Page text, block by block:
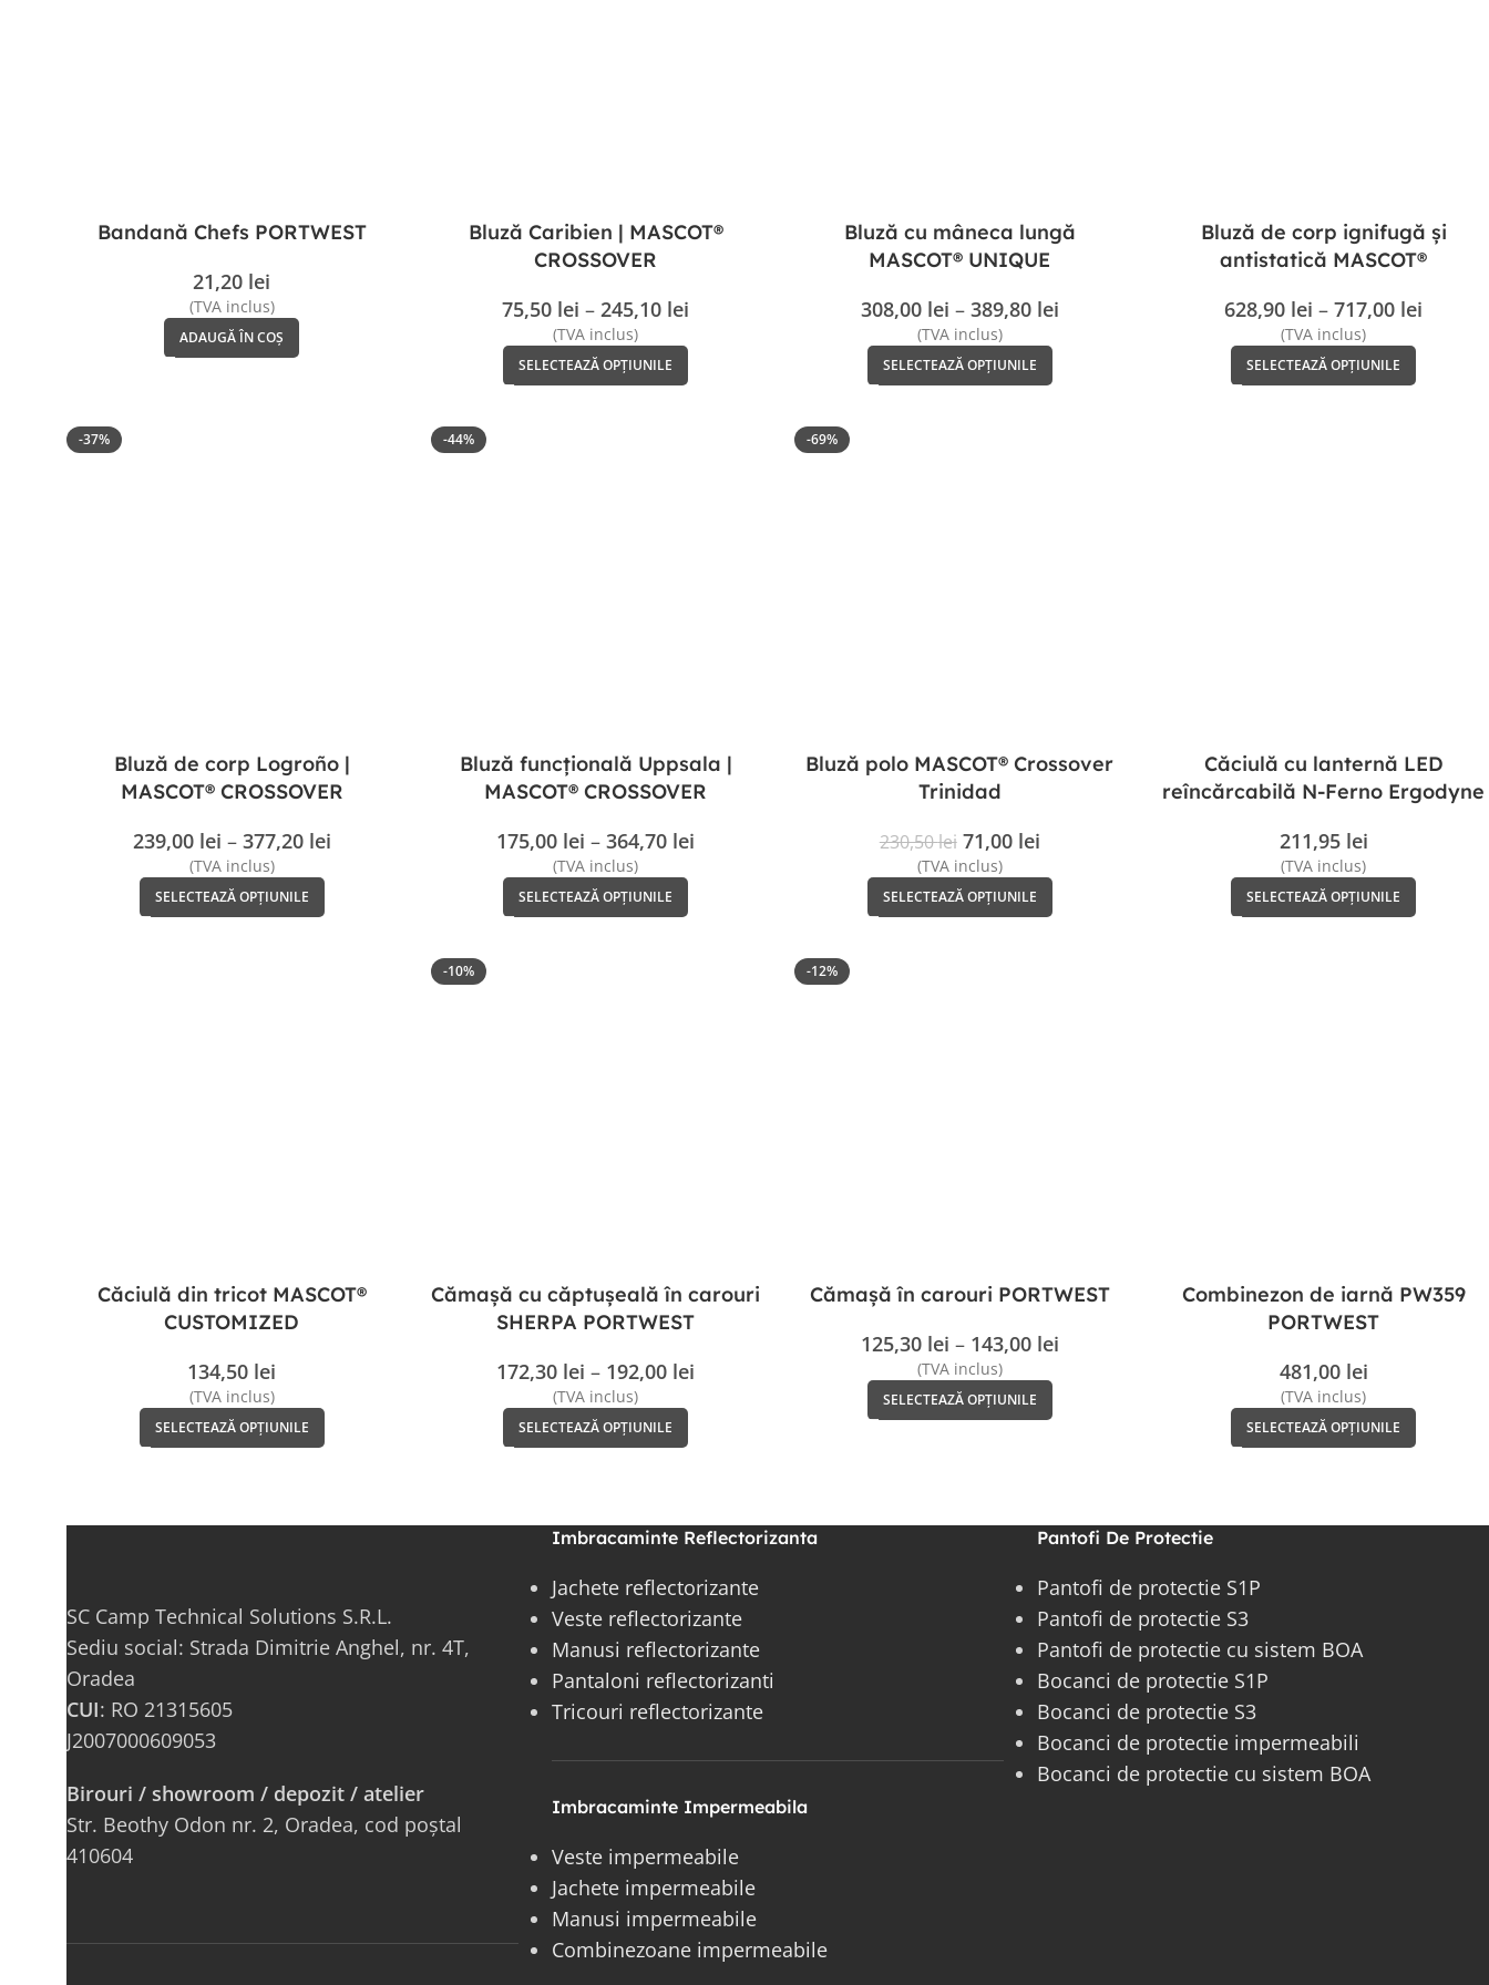
Bandană Chefs PORTWEST
21,20 lei
(TVA inclus)
ADAUGĂ ÎN COȘ
Bluză Caribien | MASCOT®
CROSSOVER
75,50 lei – 245,10 lei
(TVA inclus)
SELECTEAZĂ OPȚIUNILE
Bluză cu mâneca lungă
MASCOT® UNIQUE
308,00 lei – 389,80 lei
(TVA inclus)
SELECTEAZĂ OPȚIUNILE
Bluză de corp ignifugă și
antistatică MASCOT®
628,90 lei – 717,00 lei
(TVA inclus)
SELECTEAZĂ OPȚIUNILE
-37%
Bluză de corp Logroño |
MASCOT® CROSSOVER
239,00 lei – 377,20 lei
(TVA inclus)
SELECTEAZĂ OPȚIUNILE
-44%
Bluză funcțională Uppsala |
MASCOT® CROSSOVER
175,00 lei – 364,70 lei
(TVA inclus)
SELECTEAZĂ OPȚIUNILE
-69%
Bluză polo MASCOT® Crossover
Trinidad
230,50lei 71,00 lei
(TVA inclus)
SELECTEAZĂ OPȚIUNILE
Căciulă cu lanternă LED
reîncărcabilă N-Ferno Ergodyne
211,95 lei
(TVA inclus)
SELECTEAZĂ OPȚIUNILE
Căciulă din tricot MASCOT®
CUSTOMIZED
134,50 lei
(TVA inclus)
SELECTEAZĂ OPȚIUNILE
-10%
Cămașă cu căptușeală în carouri
SHERPA PORTWEST
172,30 lei – 192,00 lei
(TVA inclus)
SELECTEAZĂ OPȚIUNILE
-12%
Cămașă în carouri PORTWEST
125,30 lei – 143,00 lei
(TVA inclus)
SELECTEAZĂ OPȚIUNILE
Combinezon de iarnă PW359
PORTWEST
481,00 lei
(TVA inclus)
SELECTEAZĂ OPȚIUNILE
SC Camp Technical Solutions S.R.L.
Sediu social: Strada Dimitrie Anghel, nr. 4T,
Oradea
CUI: RO 21315605
J2007000609053
Birouri / showroom / depozit / atelier
Str. Beothy Odon nr. 2, Oradea, cod poștal
410604
Imbracaminte Reflectorizanta
Jachete reflectorizante
Veste reflectorizante
Manusi reflectorizante
Pantaloni reflectorizanti
Tricouri reflectorizante
Imbracaminte Impermeabila
Veste impermeabile
Jachete impermeabile
Manusi impermeabile
Combinezoane impermeabile
Pantofi De Protectie
Pantofi de protectie S1P
Pantofi de protectie S3
Pantofi de protectie cu sistem BOA
Bocanci de protectie S1P
Bocanci de protectie S3
Bocanci de protectie impermeabili
Bocanci de protectie cu sistem BOA